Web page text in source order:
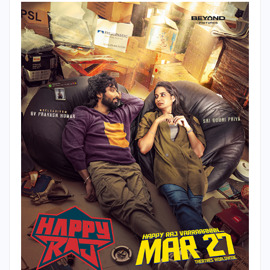
ஒரு கும்பலும் இருக்கிறது. அந்தக் கும்பலுக்கு மறைமுகமாக
அமைச்சர் ஆதரவு அளித்து வருகிறார்.
கடத்தல் கும்பலுடன் நாயகன் ஆரவ் மோதிய காரணத்தால் அவர்
வளர்த்து வரும் பீமா யானையை சரி வர கவனிக்கவில்லை என்று
பொய் காரணம் சொல்லி அந்த யானையை யானைகள் புத்துணர்வு
முகாமுக்கு அழைத்துச் செல்கிறார்கள் வனத்துறை அதிகாரிகள்.
தான் இல்லாத போது தன்னுடைய யானையைஅழைத்துச்
சென்றுவிட்டார்கள் என்ற கோபத்தில் ஆரவ் முகாமுக்கு வந்து
பீமாவைத் தேடுகிறார். அங்கே பீமா யானை இல்லை. ஆனால்
வேறொரு யானையை காட்டி இதுதான் உன் பீமா யானை என்று
சொல்கிறார்கள் வனத் துறை அதிகாரிகள். இது என் பீமா இல்லை
என்று திரும்பத் திரும்ப சொல்லும் ஆரவ், தன் பீமாவை தேட
துவங்குகிறார்.
இறுதியில் அவருடைய யானை கிடைத்ததா.. யானைக்கு என்ன